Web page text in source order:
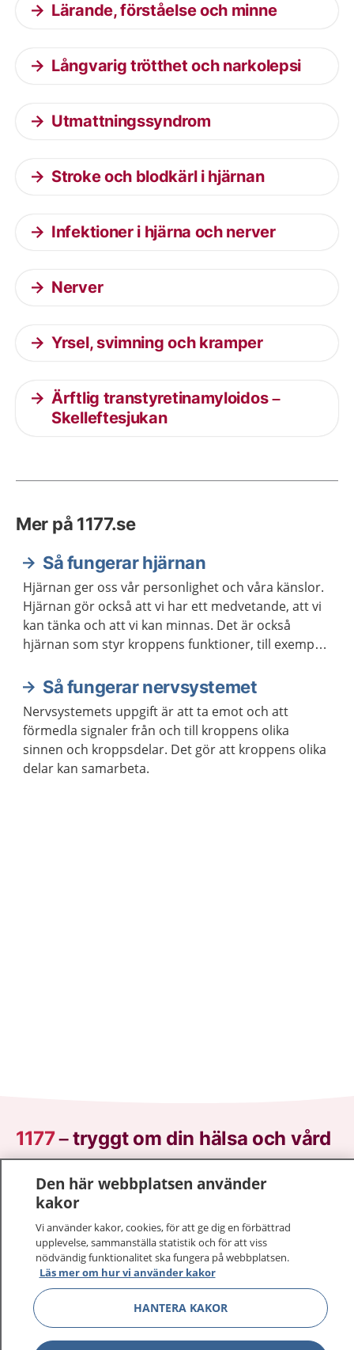
Lärande, förståelse och minne
Långvarig trötthet och narkolepsi
Utmattningssyndrom
Stroke och blodkärl i hjärnan
Infektioner i hjärna och nerver
Nerver
Yrsel, svimning och kramper
Ärftlig transtyretinamyloidos –
Skelleftesjukan
Mer på 1177.se
Så fungerar hjärnan
Hjärnan ger oss vår personlighet och våra känslor.
Hjärnan gör också att vi har ett medvetande, att vi
kan tänka och att vi kan minnas. Det är också
hjärnan som styr kroppens funktioner, till exempel
Så fungerar nervsystemet
Nervsystemets uppgift är att ta emot och att
förmedla signaler från och till kroppens olika
sinnen och kroppsdelar. Det gör att kroppens olika
delar kan samarbeta.
1177–tryggt om din hälsa och vård
På 1177.se får du råd om hälsa och information om
sjukdomar och vilka mottagningar du kan kontakta.
Logga in för att läsa din journal och göra dina
vårdärenden. Ring telefonnummer 1177 för
sjukvårdsrådgivning dygnet runt.
1177 ger dig råd när du vill må bättre.
Den här webbplatsen använder
kakor
Vi använder kakor, cookies, för att ge dig en förbättrad
upplevelse, sammanställa statistik och för att viss
nödvändig funktionalitet ska fungera på webbplatsen.
Läs mer om hur vi använder kakor
HANTERA KAKOR